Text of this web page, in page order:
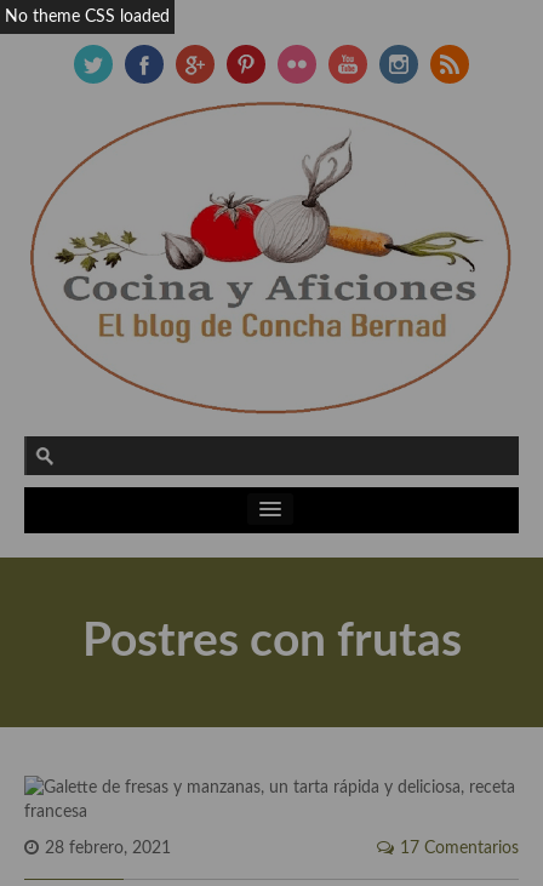
Actualidad y recomendaciones
Apuntes, estudios sobre temas interesantes e importantes
Flores en la cocina recetas
Técnicas de emplatado
Postres con frutas
28 febrero, 2021 17 Comentarios
No theme CSS loaded